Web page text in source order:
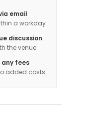
email
a workday
discussion
the venue
any fees
added costs